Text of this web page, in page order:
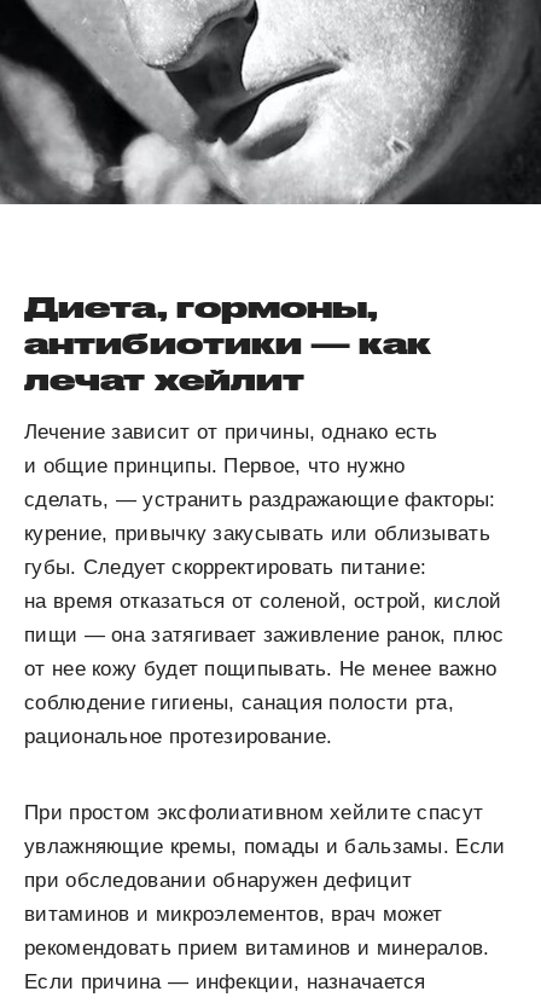
Диета, гормоны,
антибиотики — как
лечат хейлит
Лечение зависит от причины, однако есть
и общие принципы. Первое, что нужно
сделать, — устранить раздражающие факторы:
курение, привычку закусывать или облизывать
губы. Следует скорректировать питание:
на время отказаться от соленой, острой, кислой
пищи — она затягивает заживление ранок, плюс
от нее кожу будет пощипывать. Не менее важно
соблюдение гигиены, санация полости рта,
рациональное протезирование.
При простом эксфолиативном хейлите спасут
увлажняющие кремы, помады и бальзамы. Если
при обследовании обнаружен дефицит
витаминов и микроэлементов, врач может
рекомендовать прием витаминов и минералов.
Если причина — инфекции, назначается